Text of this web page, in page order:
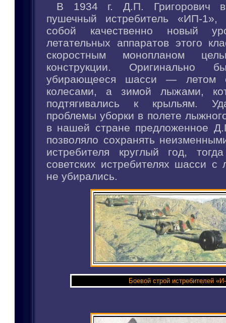
В 1934 г. Д.П. Григорович
пушечный истребитель «ИП-1»,
собой качественно новый
летательных аппаратов этого
скоростным монопланом
конструкции. Оригинально
убирающееся шасси — летом
колесами, а зимой лыжами,
подтягивались к крыльям.
проблемы уборки в полете
в нашей стране предложенное
позволяло сохранять
истребителя круглый год,
советских истребителях шасси
не убирались.
Боевой строй истребителей